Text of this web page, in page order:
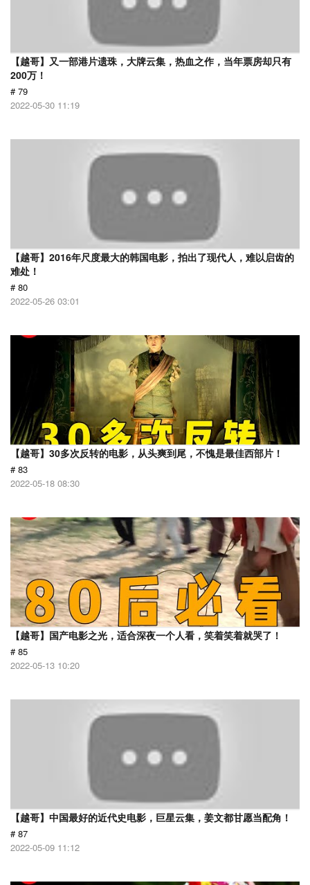
【越哥】又一部港片遗珠，大牌云集，热血之作，当年票房却只有
200万！
# 79
2022-05-30 11:19
【越哥】2016年尺度最大的韩国电影，拍出了现代人，难以启齿的
难处！
# 80
2022-05-26 03:01
【越哥】30多次反转的电影，从头爽到尾，不愧是最佳西部片！
# 83
2022-05-18 08:30
【越哥】国产电影之光，适合深夜一个人看，笑着笑着就哭了！
# 85
2022-05-13 10:20
【越哥】中国最好的近代史电影，巨星云集，姜文都甘愿当配角！
# 87
2022-05-09 11:12